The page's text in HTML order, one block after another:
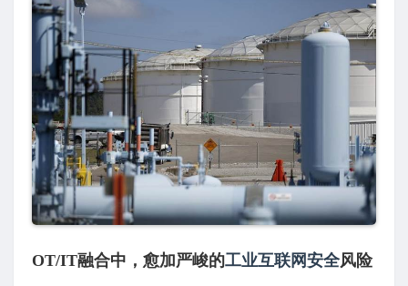
OT/IT融合中，愈加严峻的工业互联网安全风险